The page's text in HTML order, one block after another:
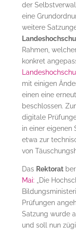
der
eine
weitere
Rahmen,
konkret
mit einigen
einen eine
beschlossen.
digitale
in einer eigenen
etwa zur
von
Das Rektorat
Mai: „Die
Prüfungen
Satzung wurde
und soll nun